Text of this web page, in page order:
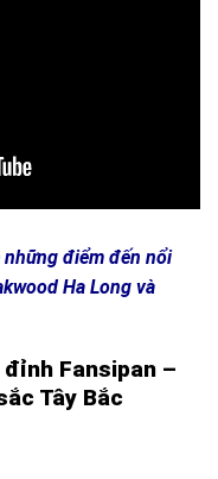
điểm đến nổi
Ha Long và
Fansipan –
Tây Bắc